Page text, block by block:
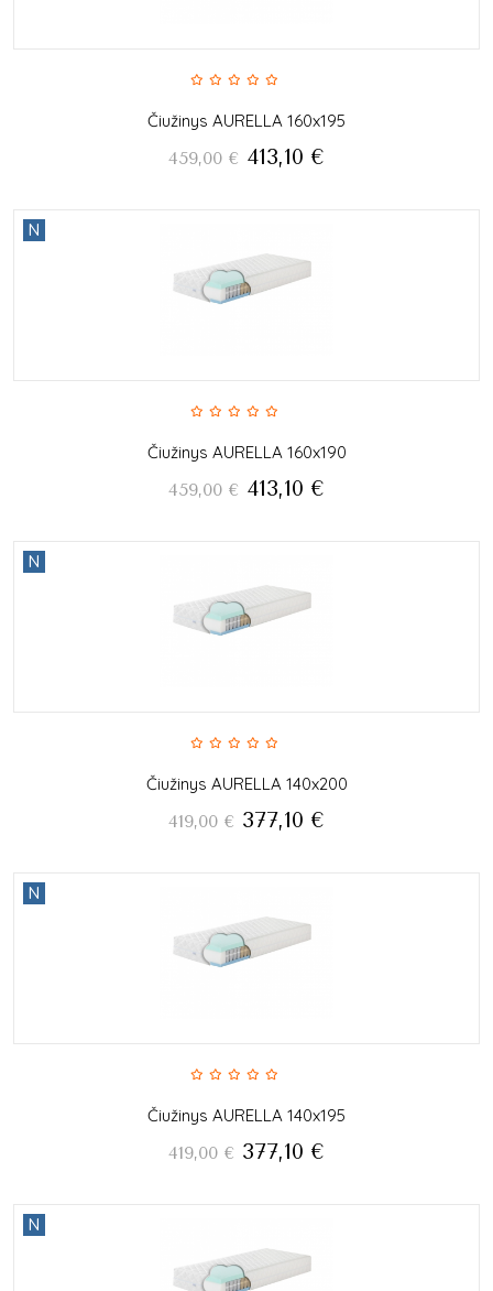
Čiužinys AURELLA 160x195
459,00 € 413,10 €
N
Čiužinys AURELLA 160x190
459,00 € 413,10 €
N
Čiužinys AURELLA 140x200
419,00 € 377,10 €
N
Čiužinys AURELLA 140x195
419,00 € 377,10 €
N